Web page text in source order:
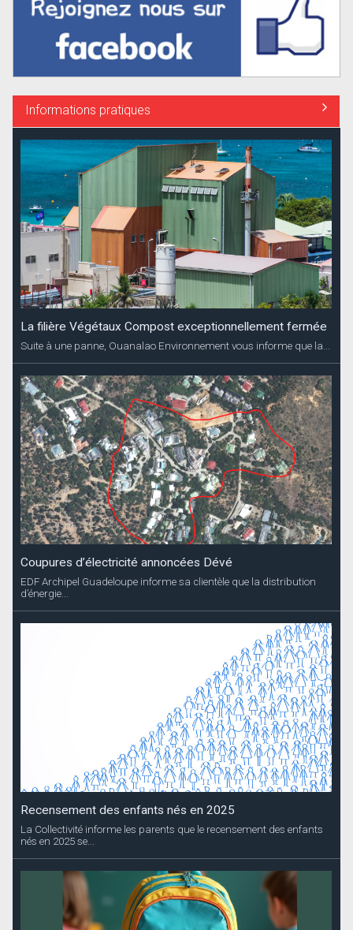
Informations pratiques
La filière Végétaux Compost exceptionnellement fermée
Suite à une panne, Ouanalao Environnement vous informe que la...
Coupures d’électricité annoncées Dévé
EDF Archipel Guadeloupe informe sa clientèle que la distribution
d’énergie...
Recensement des enfants nés en 2025
La Collectivité informe les parents que le recensement des enfants
nés en 2025 se...